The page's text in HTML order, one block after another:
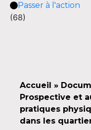
Passer à l'action
(68)
Accueil »
Prospective et
pratiques
dans les